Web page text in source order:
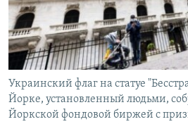
Հայերեն
English
Русский
Все сайты Радио Азатутюн
Украинский флаг на статуе
Йорке, установленный людьми,
Йоркской фондовой биржей с